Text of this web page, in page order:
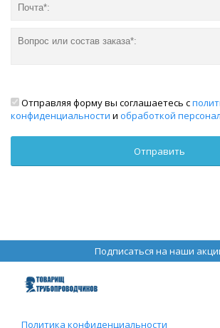
Отправляя форму вы соглашаетесь с
конфиденциальности и обработкой
Подписаться на наши
Политика конфиденциальности